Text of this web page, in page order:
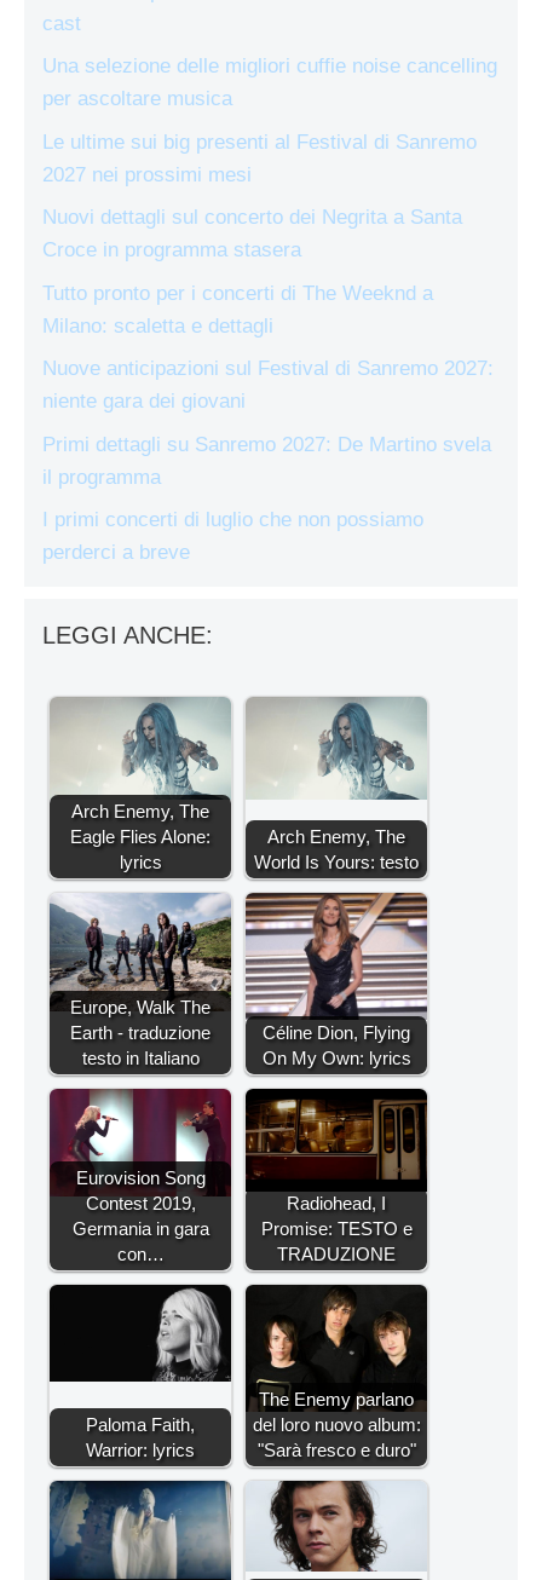
cast
Una selezione delle migliori cuffie noise cancelling
per ascoltare musica
Le ultime sui big presenti al Festival di Sanremo
2027 nei prossimi mesi
Nuovi dettagli sul concerto dei Negrita a Santa
Croce in programma stasera
Tutto pronto per i concerti di The Weeknd a
Milano: scaletta e dettagli
Nuove anticipazioni sul Festival di Sanremo 2027:
niente gara dei giovani
Primi dettagli su Sanremo 2027: De Martino svela
il programma
I primi concerti di luglio che non possiamo
perderci a breve
LEGGI ANCHE:
Arch Enemy, The
Eagle Flies Alone:
lyrics
Arch Enemy, The
World Is Yours: testo
Europe, Walk The
Earth - traduzione
testo in Italiano
Céline Dion, Flying
On My Own: lyrics
Eurovision Song
Contest 2019,
Germania in gara
con…
Radiohead, I
Promise: TESTO e
TRADUZIONE
Paloma Faith,
Warrior: lyrics
The Enemy parlano
del loro nuovo album:
"Sarà fresco e duro"